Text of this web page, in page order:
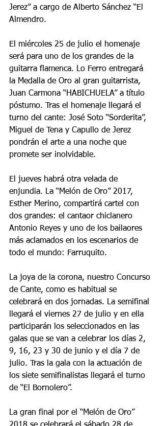
Jerez” a cargo de Alberto Sánchez “El
Almendro.
El miércoles 25 de julio el homenaje
será para uno de los grandes de la
guitarra flamenca. Lo Ferro entregará
la Medalla de Oro al gran guitarrista,
Juan Carmona “HABICHUELA” a título
póstumo. Tras el homenaje llegará el
turno del cante: José Soto “Sorderita”,
Miguel de Tena y Capullo de Jerez
pondrán el arte a una noche que
promete ser inolvidable.
El jueves habrá otra velada de
enjundia. La “Melón de Oro” 2017,
Esther Merino, compartirá cartel con
dos grandes: el cantaor chiclanero
Antonio Reyes y uno de los bailaores
más aclamados en los escenarios de
todo el mundo: Farruquito.
La joya de la corona, nuestro Concurso
de Cante, como es habitual se
celebrará en dos jornadas. La semifinal
llegará el viernes 27 de julio y en ella
participarán los seleccionados en las
galas que se van a celebrar los días 2,
9, 16, 23 y 30 de junio y el día 7 de
julio. Tras la gala con la actuación de
los siete semifinalistas llegará el turno
de “El Bornolero”.
La gran final por el “Melón de Oro”